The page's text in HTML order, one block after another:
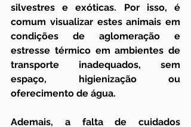
silvestres e exóticas. Por isso, é
comum visualizar estes animais em
condições de aglomeração e
estresse térmico em ambientes de
transporte inadequados, sem
espaço, higienização ou
oferecimento de água.
Ademais, a falta de cuidados